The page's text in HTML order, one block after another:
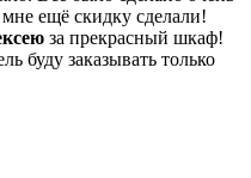
ещё скидку сделали!
за прекрасный шкаф!
буду заказывать только